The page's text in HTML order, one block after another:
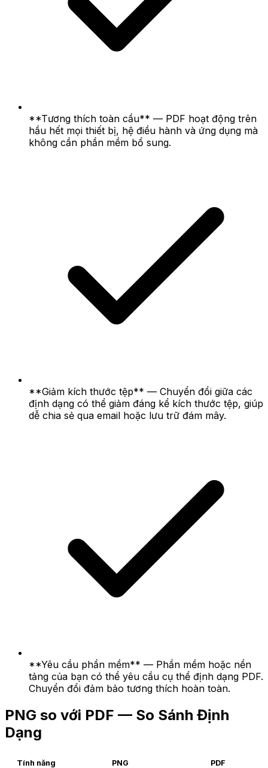
**Tương thích toàn cầu** — PDF hoạt động trên
hầu hết mọi thiết bị, hệ điều hành và ứng dụng mà
không cần phần mềm bổ sung.
**Giảm kích thước tệp** — Chuyển đổi giữa các
định dạng có thể giảm đáng kể kích thước tệp, giúp
dễ chia sẻ qua email hoặc lưu trữ đám mây.
**Yêu cầu phần mềm** — Phần mềm hoặc nền
tảng của bạn có thể yêu cầu cụ thể định dạng PDF.
Chuyển đổi đảm bảo tương thích hoàn toàn.
PNG so với PDF — So Sánh Định
Dạng
Tính năng PNG PDF